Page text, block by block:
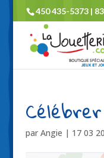
450 435-5373 |
par Angie | 17 03